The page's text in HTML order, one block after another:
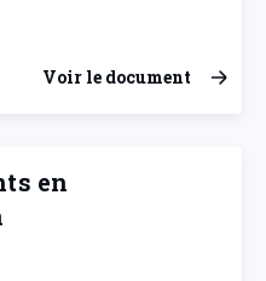
Voir le document
en